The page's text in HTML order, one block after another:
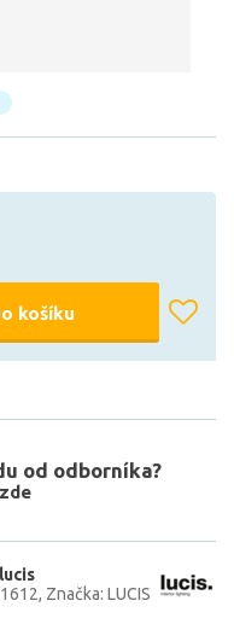
košíku
od odborníka?
Značka: LUCIS